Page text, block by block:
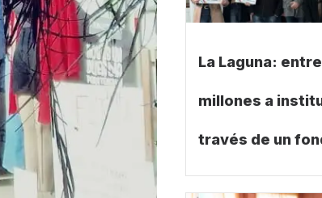
La Laguna:
millones a
través de un